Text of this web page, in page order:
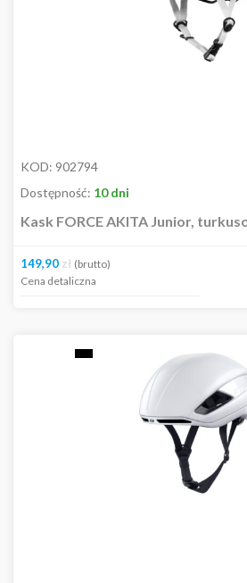
KOD: 902794
Dostępność: 10 dni
Kask FORCE AKITA Junior,
149,90 zł (brutto)
Cena detaliczna